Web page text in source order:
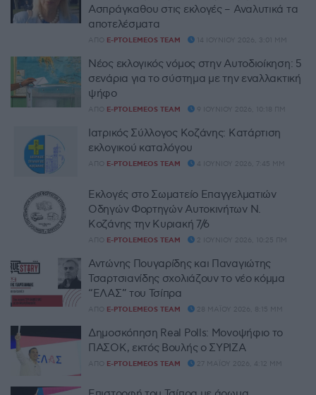
Ασπράγκαθου στις εκλογές – Αναλυτικά τα
αποτελέσματα
ΑΠΌ E-PTOLEMEOS TEAM 14 ΙΟΥΝΊΟΥ 2026, 3:01 ΜΜ
Νέος εκλογικός νόμος στην Αυτοδιοίκηση: 5
σενάρια για το σύστημα με την εναλλακτική
ψήφο
ΑΠΌ E-PTOLEMEOS TEAM 9 ΙΟΥΝΊΟΥ 2026, 10:18 ΠΜ
Ιατρικός Σύλλογος Κοζάνης: Κατάρτιση
εκλογικού καταλόγου
ΑΠΌ E-PTOLEMEOS TEAM 4 ΙΟΥΝΊΟΥ 2026, 7:45 ΜΜ
Εκλογές στο Σωματείο Επαγγελματιών
Οδηγών Φορτηγών Αυτοκινήτων Ν.
Κοζάνης την Κυριακή 7/6
ΑΠΌ E-PTOLEMEOS TEAM 2 ΙΟΥΝΊΟΥ 2026, 10:25 ΠΜ
Αντώνης Πουγαρίδης και Παναγιώτης
Τσαρτσιανίδης σχολιάζουν το νέο κόμμα
“ΕΛΑΣ” του Τσίπρα
ΑΠΌ E-PTOLEMEOS TEAM 28 ΜΑΪ́ΟΥ 2026, 8:15 ΜΜ
Δημοσκόπηση Real Polls: Μονοψήφιο το
ΠΑΣΟΚ, εκτός Βουλής ο ΣΥΡΙΖΑ
ΑΠΌ E-PTOLEMEOS TEAM 27 ΜΑΪ́ΟΥ 2026, 4:12 ΜΜ